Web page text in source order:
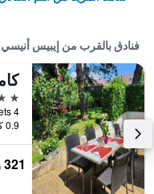
فنادق بالقرب من إيبيس
3 نجوم
0.9 كيلومتر عن وسط المدينة
321 ﷼